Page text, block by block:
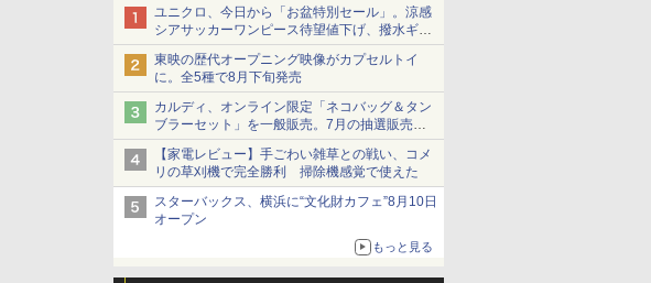
ユニクロ、今日から「お盆特別セール」。涼感
シアサッカーワンピース待望値下げ、撥水ギア
ショーツは1990円に
東映の歴代オープニング映像がカプセルトイ
に。全5種で8月下旬発売
カルディ、オンライン限定「ネコバッグ＆タン
ブラーセット」を一般販売。7月の抽選販売の
当選無効分
【家電レビュー】手ごわい雑草との戦い、コメ
リの草刈機で完全勝利 掃除機感覚で使えた
スターバックス、横浜に“文化財カフェ”8月10日
オープン
もっと見る